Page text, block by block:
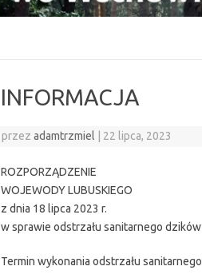
INFORMACJA
przezadamtrzmiel 22 lipca, 2023
ROZPORZĄDZENIE
WOJEWODY LUBUSKIEGO
z dnia 18 lipca 2023 r.
w sprawie odstrzału sanitarnego
Termin wykonania odstrzału